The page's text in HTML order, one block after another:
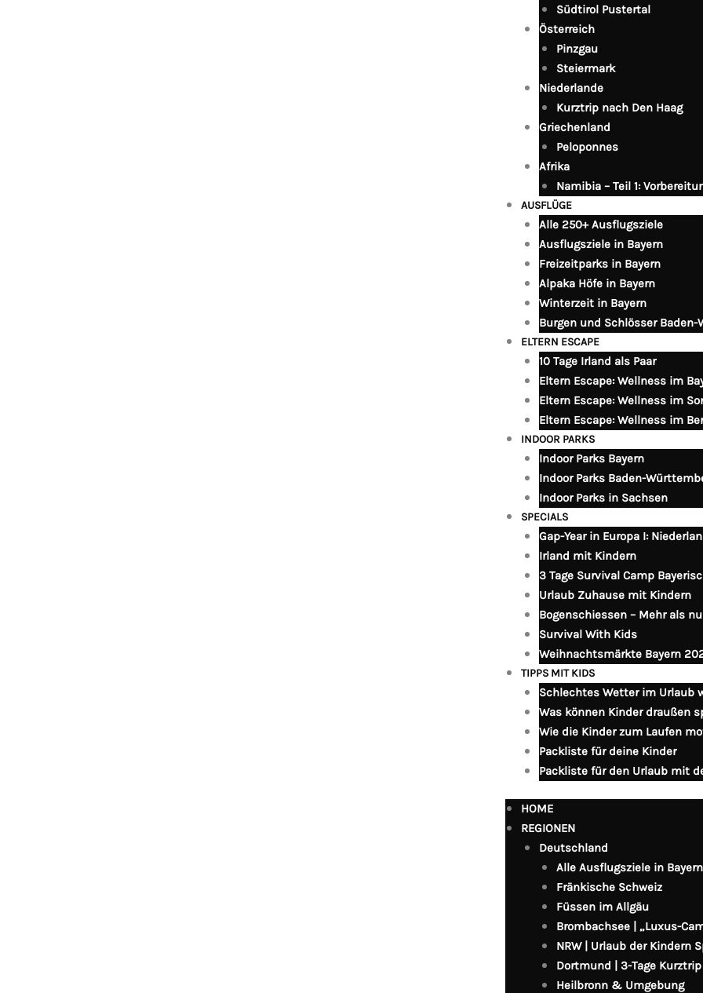
Südtirol Pustertal
Österreich
Pinzgau
Steiermark
Niederlande
Kurztrip nach Den Haag
Griechenland
Peloponnes
Afrika
Namibia – Teil 1:
AUSFLÜGE
Alle 250+ Ausflugsziele
Ausflugsziele in Bayern
Freizeitparks in Bayern
Alpaka Höfe in Bayern
Winterzeit in Bayern
Burgen und Schlösser
ELTERN ESCAPE
10 Tage Irland als Paar
Eltern Escape: Wellness im
Eltern Escape: Wellness im
Eltern Escape: Wellness im
INDOOR PARKS
Indoor Parks Bayern
Indoor Parks Baden-
Indoor Parks in Sachsen
SPECIALS
Gap-Year in Europa I:
Irland mit Kindern
3 Tage Survival Camp
Urlaub Zuhause mit Kindern
Bogenschiessen – Mehr als
Survival With Kids
Weihnachtsmärkte Bayern
TIPPS MIT KIDS
Schlechtes Wetter im Urlaub
Was können Kinder draußen
Wie die Kinder zum Laufen
Packliste für deine Kinder
Packliste für den Urlaub mit
HOME
REGIONEN
Deutschland
Alle Ausflugsziele in Bayern
Fränkische Schweiz
Füssen im Allgäu
Brombachsee | „Luxus-
NRW | Urlaub der Kindern
Dortmund | 3-Tage Kurztrip
Heilbronn & Umgebung